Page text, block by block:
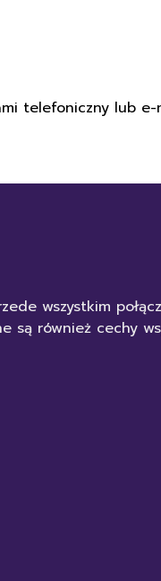
telefoniczny lub e-
wszystkim
są również cechy